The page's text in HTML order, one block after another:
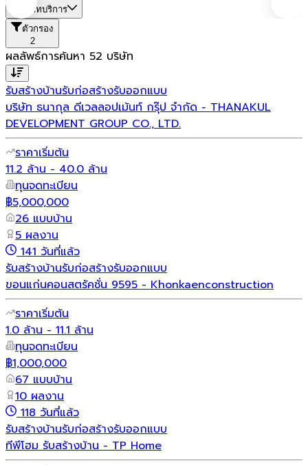
ประเภทบริการ
ตัวกรอง
2
ผลลัพธ์การค้นหา 52 บริษัท
รับสร้างบ้านรับก่อสร้างรับออกแบบ
บริษัท ธนากุล ดีเวลลอปเม้นท์ กรุ๊ป จำกัด - THANAKUL
DEVELOPMENT GROUP CO., LTD.
ราคาเริ่มต้น
11.2 ล้าน - 40.0 ล้าน
ทุนจดทะเบียน
฿5,000,000
26 แบบบ้าน
5 ผลงาน
141 วันที่แล้ว
รับสร้างบ้านรับก่อสร้างรับออกแบบ
ขอนแก่นคอนสตรัคชั่น 9595 - Khonkaenconstruction
ราคาเริ่มต้น
1.0 ล้าน - 11.1 ล้าน
ทุนจดทะเบียน
฿1,000,000
67 แบบบ้าน
10 ผลงาน
118 วันที่แล้ว
รับสร้างบ้านรับก่อสร้างรับออกแบบ
ทีพีโฮม รับสร้างบ้าน - TP Home